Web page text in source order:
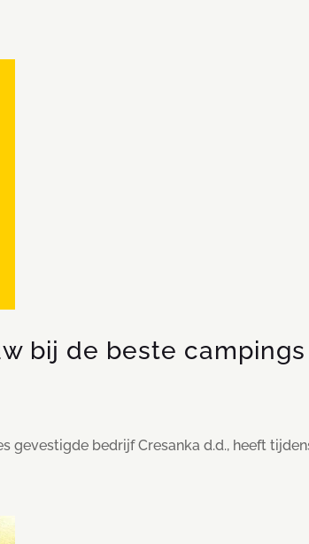
bij de beste campings
gevestigde bedrijf Cresanka d.d., heeft